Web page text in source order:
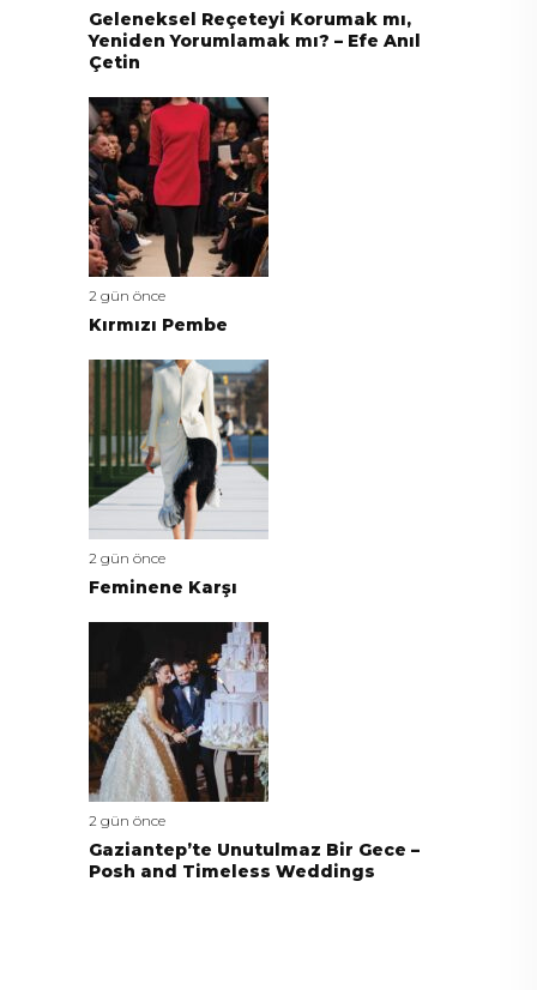
Geleneksel Reçeteyi Korumak mı,
Yeniden Yorumlamak mı? – Efe Anıl
Çetin
2 gün önce
Kırmızı Pembe
2 gün önce
Feminene Karşı
2 gün önce
Gaziantep’te Unutulmaz Bir Gece –
Posh and Timeless Weddings